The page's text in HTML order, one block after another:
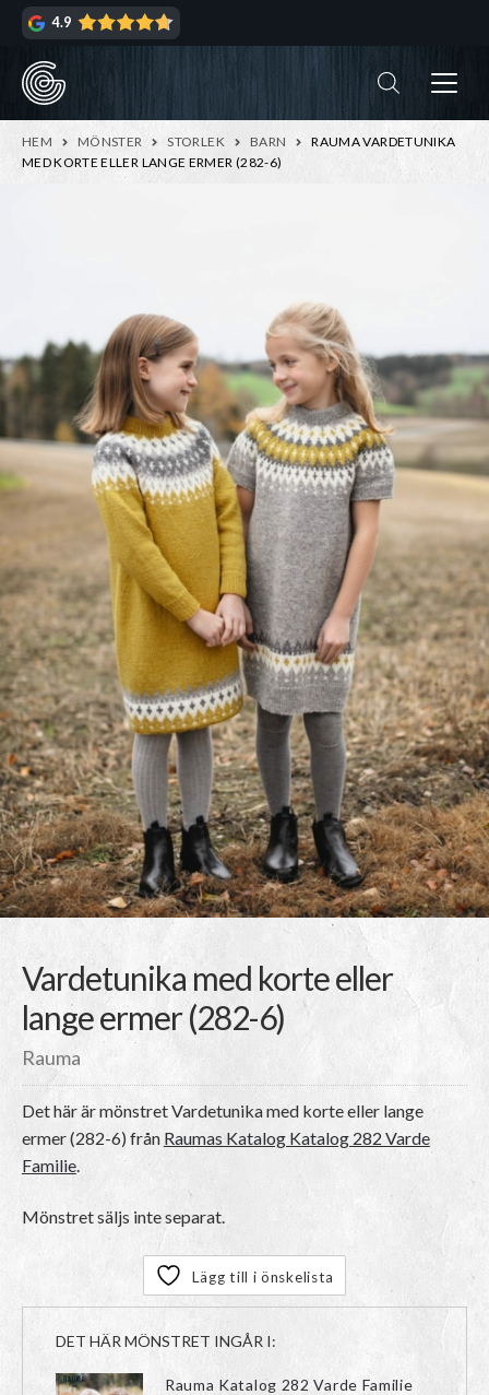
Hoppa
navigering
Hoppa
innehåll
4.9
HEM MÖNSTER STORLEK BARN
RAUMA VARDETUNIKA
MED KORTE ELLER LANGE ERMER (282-6)
Vardetunika med korte eller
lange ermer (282-6)
Rauma
Det här är mönstretVardetunika med korte eller lange
ermer (282-6) från Raumas Katalog Katalog 282 Varde
Familie.
Mönstret säljs inte separat.
Lägg till i önskelista
DET HÄR MÖNSTRET INGÅR I:
Rauma Katalog 282 Varde Familie